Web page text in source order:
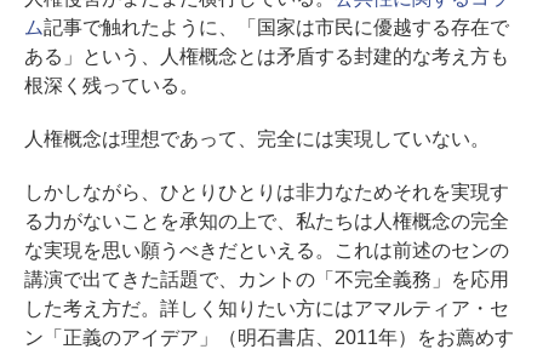
ム記事で触れたように、「国家は市民に優越する存在で
ある」という、人権概念とは矛盾する封建的な考え方も
根深く残っている。
人権概念は理想であって、完全には実現していない。
しかしながら、ひとりひとりは非力なためそれを実現す
る力がないことを承知の上で、私たちは人権概念の完全
な実現を思い願うべきだといえる。これは前述のセンの
講演で出てきた話題で、カントの「不完全義務」を応用
した考え方だ。詳しく知りたい方にはアマルティア・セ
ン「正義のアイデア」（明石書店、2011年）をお薦めす